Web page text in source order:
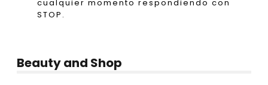
cualquier momento respondiendo con
STOP.
Beauty and Shop